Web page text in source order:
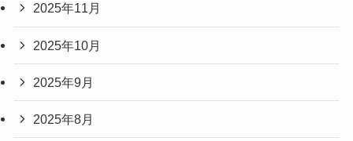
2025年11月
2025年10月
2025年9月
2025年8月